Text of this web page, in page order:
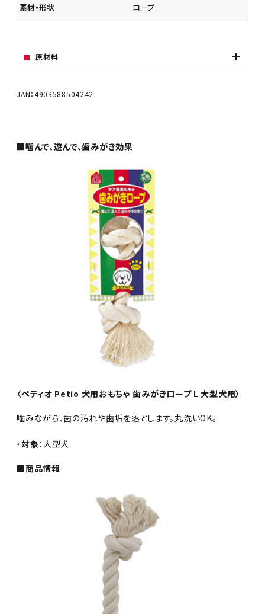
素材・形状 ロープ
原材料
JAN：4903588504242
■噛んで、遊んで、歯みがき効果
〈ペティオ Petio 犬用おもちゃ 歯みがきロープ L 大型犬用〉
噛みながら、歯の汚れや歯垢を落とします。丸洗いOK。
・対象：大型犬
■商品情報